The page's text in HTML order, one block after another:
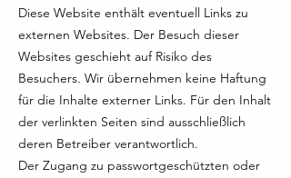
Diese Website enthält eventuell Links zu
externen Websites. Der Besuch dieser
Websites geschieht auf Risiko des
Besuchers. Wir übernehmen keine Haftung
für die Inhalte externer Links. Für den Inhalt
der verlinkten Seiten sind ausschließlich
deren Betreiber verantwortlich.
Der Zugang zu passwortgeschützten oder